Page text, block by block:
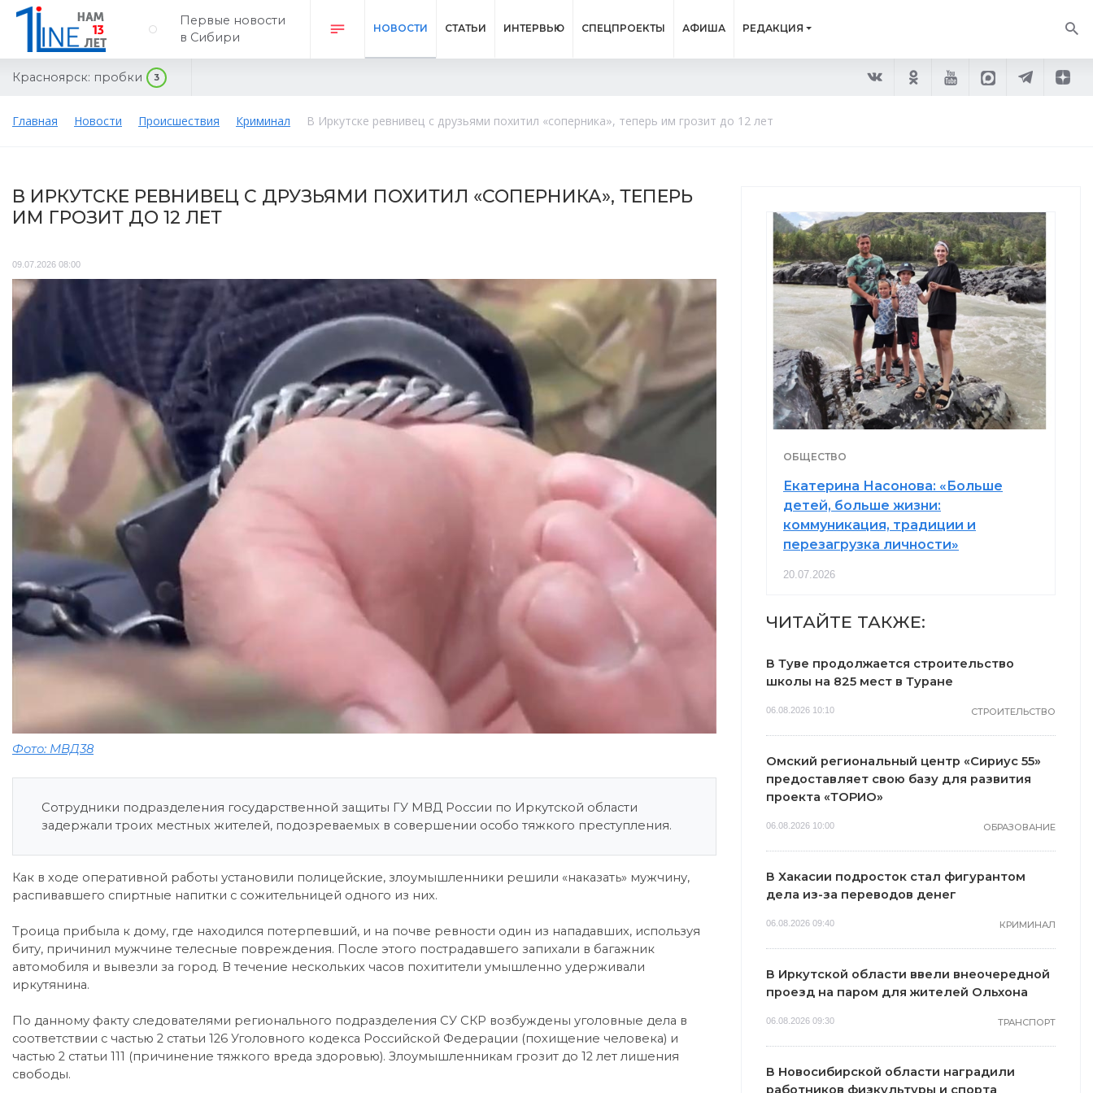
Первые новости
в Сибири
НОВОСТИ СТАТЬИ ИНТЕРВЬЮ СПЕЦПРОЕКТЫ АФИША РЕДАКЦИЯ
Красноярск: пробки 3
Главная Новости Происшествия Криминал В Иркутске ревнивец с друзьями похитил «соперника», теперь им грозит до 12 лет
В ИРКУТСКЕ РЕВНИВЕЦ С ДРУЗЬЯМИ ПОХИТИЛ «СОПЕРНИКА», ТЕПЕРЬ
ИМ ГРОЗИТ ДО 12 ЛЕТ
09.07.2026 08:00
Фото: МВД38
Сотрудники подразделения государственной защиты ГУ МВД России по Иркутской области
задержали троих местных жителей, подозреваемых в совершении особо тяжкого преступления.
Как в ходе оперативной работы установили полицейские, злоумышленники решили «наказать» мужчину,
распивавшего спиртные напитки с сожительницей одного из них.
Троица прибыла к дому, где находился потерпевший, и на почве ревности один из нападавших, используя
биту, причинил мужчине телесные повреждения. После этого пострадавшего запихали в багажник
автомобиля и вывезли за город. В течение нескольких часов похитители умышленно удерживали
иркутянина.
По данному факту следователями регионального подразделения СУ СКР возбуждены уголовные дела в
соответствии с частью 2 статьи 126 Уголовного кодекса Российской Федерации (похищение человека) и
частью 2 статьи 111 (причинение тяжкого вреда здоровью). Злоумышленникам грозит до 12 лет лишения
свободы.
ОБЩЕСТВО
Екатерина Насонова: «Больше
детей, больше жизни:
коммуникация, традиции и
перезагрузка личности»
20.07.2026
ЧИТАЙТЕ ТАКЖЕ:
В Туве продолжается строительство
школы на 825 мест в Туране
06.08.2026 10:10 СТРОИТЕЛЬСТВО
Омский региональный центр «Сириус 55»
предоставляет свою базу для развития
проекта «ТОРИО»
06.08.2026 10:00 ОБРАЗОВАНИЕ
В Хакасии подросток стал фигурантом
дела из-за переводов денег
06.08.2026 09:40 КРИМИНАЛ
В Иркутской области ввели внеочередной
проезд на паром для жителей Ольхона
06.08.2026 09:30 ТРАНСПОРТ
В Новосибирской области наградили
работников физкультуры и спорта